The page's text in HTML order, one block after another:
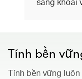
Tính bền
Tính bền vững